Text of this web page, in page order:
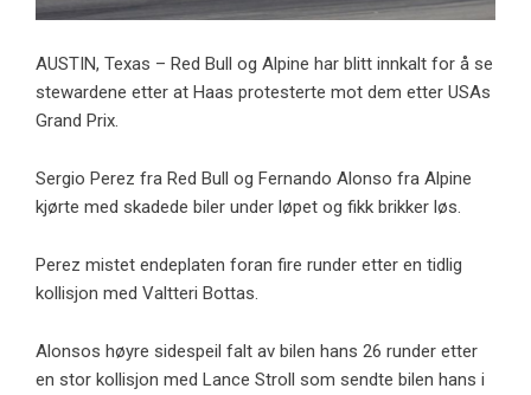
AUSTIN, Texas – Red Bull og Alpine har blitt innkalt for å se
stewardene etter at Haas protesterte mot dem etter USAs
Grand Prix.
Sergio Perez fra Red Bull og Fernando Alonso fra Alpine
kjørte med skadede biler under løpet og fikk brikker løs.
Perez mistet endeplaten foran fire runder etter en tidlig
kollisjon med Valtteri Bottas.
Alonsos høyre sidespeil falt av bilen hans 26 runder etter
en stor kollisjon med Lance Stroll som sendte bilen hans i